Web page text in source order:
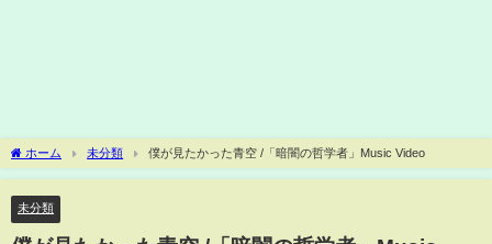
ホーム 未分類 僕が見たかった青空 /「暗闇の哲学者」Music Video
未分類